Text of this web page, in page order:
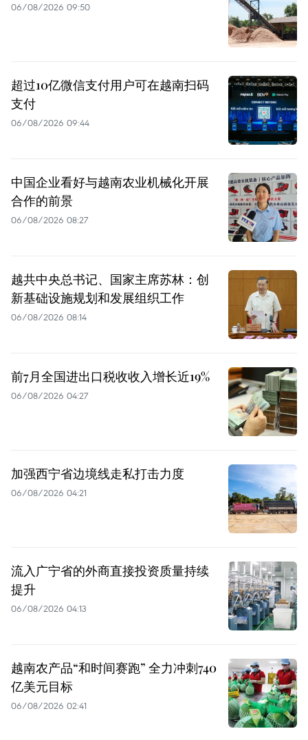
06/08/2026 09:50
超过10亿微信支付用户可在越南扫码
支付
06/08/2026 09:44
中国企业看好与越南农业机械化开展
合作的前景
06/08/2026 08:27
越共中央总书记、国家主席苏林：创
新基础设施规划和发展组织工作
06/08/2026 08:14
前7月全国进出口税收收入增长近19%
06/08/2026 04:27
加强西宁省边境线走私打击力度
06/08/2026 04:21
流入广宁省的外商直接投资质量持续
提升
06/08/2026 04:13
越南农产品“和时间赛跑” 全力冲刺740
亿美元目标
06/08/2026 02:41